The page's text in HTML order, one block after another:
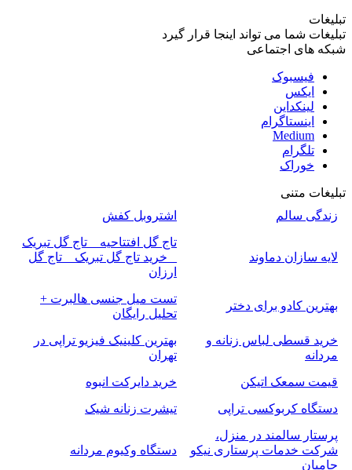
تبلیغات
تبلیغات شما می تواند اینجا قرار گیرد
شبکه های اجتماعی
فیسبوک
ایکس
لینکداین
اینستاگرام
Medium
تلگرام
خوراک
تبلیغات متنی
زندگی سالم
اشتروبل کفش
لایه سازان دماوند
تاج گل افتتاحیه _ تاج گل تبریک
_ خرید تاج گل تبریک _ تاج گل
ارزان
بهترین کادو برای دختر
تست میل جنسی هالبرت +
تحلیل رایگان
خرید قسطی لباس زنانه و
مردانه
بهترین کلینیک فیزیو تراپی در
تهران
قیمت سمعک اتیکن
خرید دایرکت انبوه
دستگاه کربوکسی تراپی
تیشرت زنانه شیک
پرستار سالمند در منزل،
شرکت خدمات پرستاری نیکو
حامیان
دستگاه وکیوم مردانه